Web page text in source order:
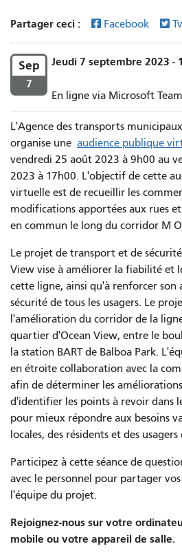
Partager ceci : Facebook
Sep
7
Jeudi 7 septembre 2023 -
En ligne via Microsoft
L'Agence des transports
organise une audience publique
vendredi 25 août 2023 à 9h00 au
2023 à 17h00. L'objectif de cette
virtuelle est de recueillir les
modifications apportées aux rues
en commun le long du corridor M
Le projet de transport et de
View vise à améliorer la fiabilité et
cette ligne, ainsi qu'à renforcer son
sécurité de tous les usagers. Le
l'amélioration du corridor de la
quartier d'Ocean View, entre le
la station BART de Balboa Park.
en étroite collaboration avec la
afin de déterminer les améliorations
d'identifier les points à revoir dans
pour mieux répondre aux besoins
locales, des résidents et des
Participez à cette séance de
avec le personnel pour partager
l'équipe du projet.
Rejoignez-nous sur votre
mobile ou votre appareil de salle.